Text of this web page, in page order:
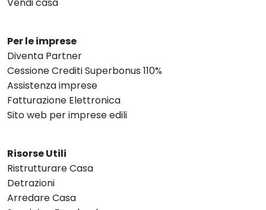
Vendi casa
Per le imprese
Diventa Partner
Cessione Crediti Superbonus 110%
Assistenza imprese
Fatturazione Elettronica
Sito web per imprese edili
Risorse Utili
Ristrutturare Casa
Detrazioni
Arredare Casa